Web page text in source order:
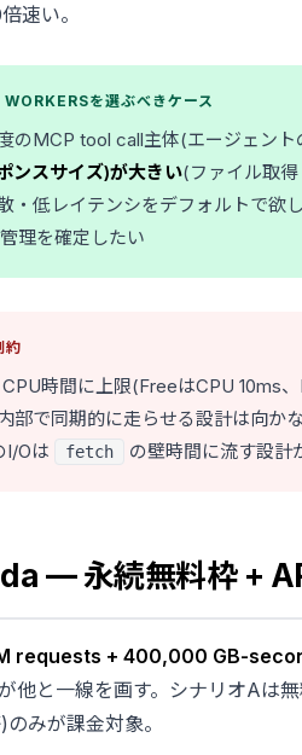
速い。
を選ぶべきケース
のMCP tool call主体(エージェン
ンスサイズ)が大きい(ファイル取
・低レイテンシをデフォルトで欲
理を確定したい
約
時間に上限(FreeはCPU 10ms
部で同期的に走らせる設計は向か
I/Oは
fetch の壁時間に流す設計
— 永続無料枠 +
requests + 400,000 GB-
他と一線を画す。シナリオAは
みが課金対象。